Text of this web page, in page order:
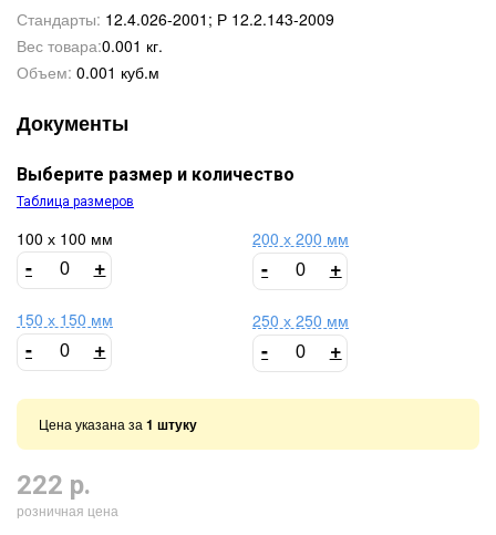
Стандарты: 12.4.026-2001; Р 12.2.143-2009
Вес товара:0.001 кг.
Объем: 0.001 куб.м
Документы
Выберите размер и количество
Таблица размеров
100 х 100 мм
- +
150 х 150 мм
- +
200 х 200 мм
- +
250 х 250 мм
- +
Цена указана за 1 штуку
222 р.
розничная цена